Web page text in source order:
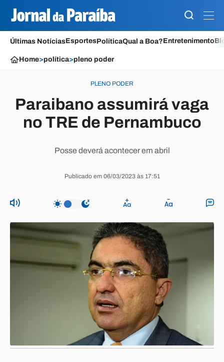
Últimas NotíciasEsportesPolíticaQual a Boa?Entretenimento
Home>política>pleno poder
PLENO PODER
Paraibano assumirá vaga
no TRE de Pernambuco
Posse deverá acontecer em abril
Publicado em 06/03/2023 às 17:51